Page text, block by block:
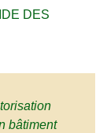
DES
bâtiment